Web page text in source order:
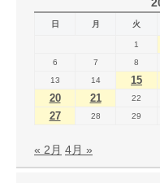
日 月 火
1
6
7 8
13 14 15
20
21 22
27 28 29
« 2月 4月 »